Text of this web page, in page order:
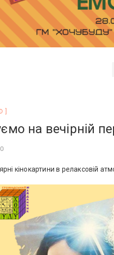
на вечірній
кінокартини в релаксовій